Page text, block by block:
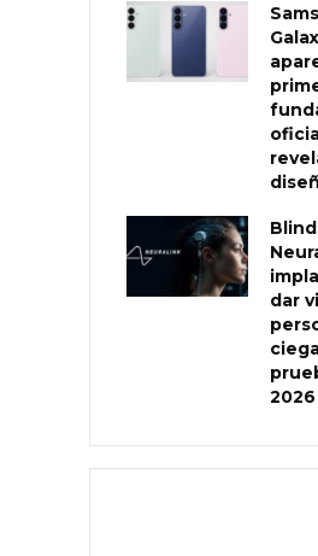
dar
2026